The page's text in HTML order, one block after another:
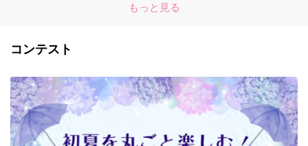
もっと見る
コンテスト